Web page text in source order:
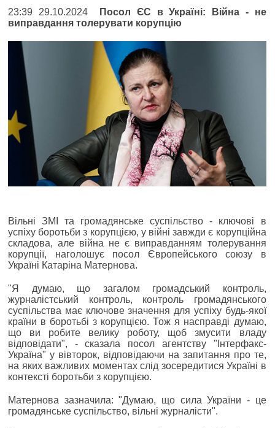
23:39 29.10.2024
Посол ЄС в Україні: Війна - не
виправдання толерувати корупцію
Вільні ЗМІ та громадянське суспільство - ключові в
успіху боротьби з корупцією, у війні завжди є корупційна
складова, але війна не є виправданням толерування
корупції, наголошує посол Європейського союзу в
Україні Катаріна Матернова.
"Я думаю, що загалом громадський контроль,
журналістський контроль, контроль громадянського
суспільства має ключове значення для успіху будь-якої
країни в боротьбі з корупцією. Тож я насправді думаю,
що ви робите велику роботу, щоб змусити владу
відповідати", - сказала посол агентству "Інтерфакс-
Україна" у вівторок, відповідаючи на запитання про те,
на яких важливих моментах слід зосередитися Україні в
контексті боротьби з корупцією.
Матернова зазначила: "Думаю, що сила України - це
громадянське суспільство, вільні журналісти".